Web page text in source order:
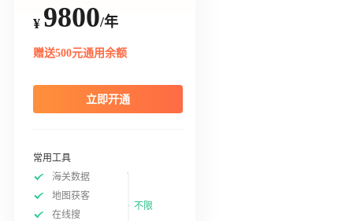
¥ 9800/年
赠送500元通用余额
立即开通
常用工具
海关数据
地图获客
在线搜
不限